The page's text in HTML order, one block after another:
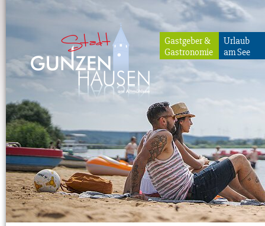
Gunzenhausen
Gastgeber &
Gastronomie
Urlaub
am See